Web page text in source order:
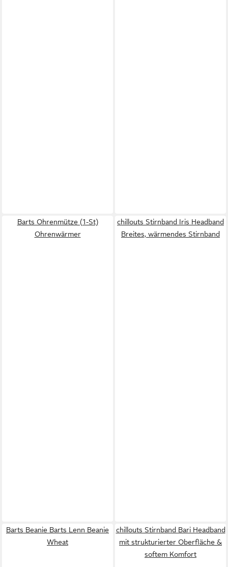
Barts Ohrenmütze (1-St)
Ohrenwärmer
chillouts Stirnband Iris Headband
Breites, wärmendes Stirnband
Barts Beanie Barts Lenn Beanie
Wheat
chillouts Stirnband Bari Headband
mit strukturierter Oberfläche &
softem Komfort